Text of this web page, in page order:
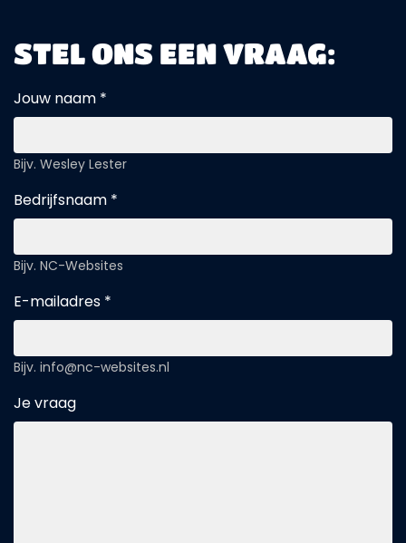
STEL ONS EEN VRAAG:
Jouw naam *
Bijv. Wesley Lester
Bedrijfsnaam *
Bijv. NC-Websites
E-mailadres *
Bijv. info@nc-websites.nl
Je vraag